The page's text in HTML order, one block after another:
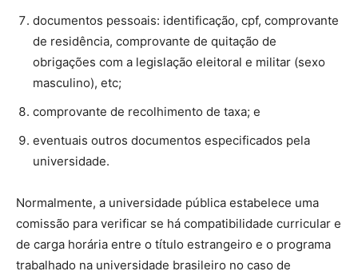
documentos pessoais: identificação, cpf, comprovante
de residência, comprovante de quitação de
obrigações com a legislação eleitoral e militar (sexo
masculino), etc;
comprovante de recolhimento de taxa; e
eventuais outros documentos especificados pela
universidade.
Normalmente, a universidade pública estabelece uma
comissão para verificar se há compatibilidade curricular e
de carga horária entre o título estrangeiro e o programa
trabalhado na universidade brasileiro no caso de